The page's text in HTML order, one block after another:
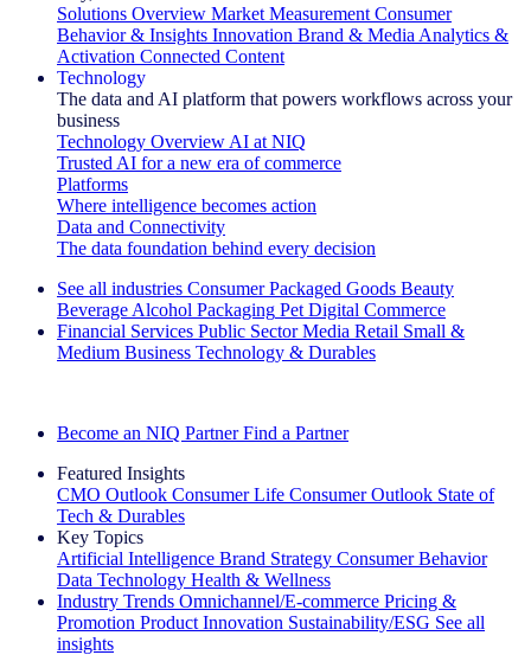
Solutions Overview Market Measurement Consumer
Behavior & Insights Innovation Brand & Media Analytics &
Activation Connected Content
Technology
The data and AI platform that powers workflows across your
business
Technology Overview AI at NIQ
Trusted AI for a new era of commerce
Platforms
Where intelligence becomes action
Data and Connectivity
The data foundation behind every decision
See all industries Consumer Packaged Goods Beauty
Beverage Alcohol Packaging Pet Digital Commerce
Financial Services Public Sector Media Retail Small &
Medium Business Technology & Durables
Become an NIQ Partner Find a Partner
Featured Insights
CMO Outlook Consumer Life Consumer Outlook State of
Tech & Durables
Key Topics
Artificial Intelligence Brand Strategy Consumer Behavior
Data Technology Health & Wellness
Industry Trends Omnichannel/E-commerce Pricing &
Promotion Product Innovation Sustainability/ESG See all
insights